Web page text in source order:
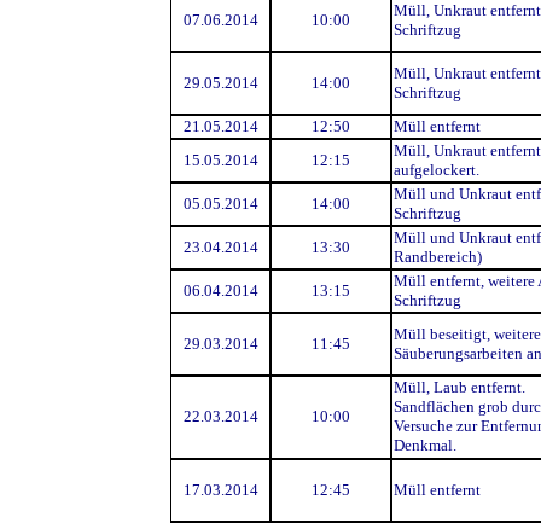
07.06.2014 10:00
Müll, Unkraut
Schriftzug
29.05.2014 14:00
Müll, Unkraut
Schriftzug
21.05.2014
12:50
Müll entfernt
15.05.2014
12:15
Müll, Unkraut
aufgelockert.
05.05.2014
14:00
Müll und Unkraut
Schriftzug
23.04.2014
13:30
Müll und Unkraut
Randbereich)
06.04.2014
13:15
Müll entfernt, weitere
Schriftzug
29.03.2014 11:45
Müll beseitigt, weitere
Säuberungsarbeiten
22.03.2014 10:00
Müll, Laub entfernt.
Sandflächen grob
Versuche zur
Denkmal.
17.03.2014 12:45 Müll entfernt